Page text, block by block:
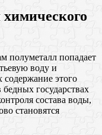
полуметалл попадает
воду и
этого
бедных государствах
состава воды,
становятся